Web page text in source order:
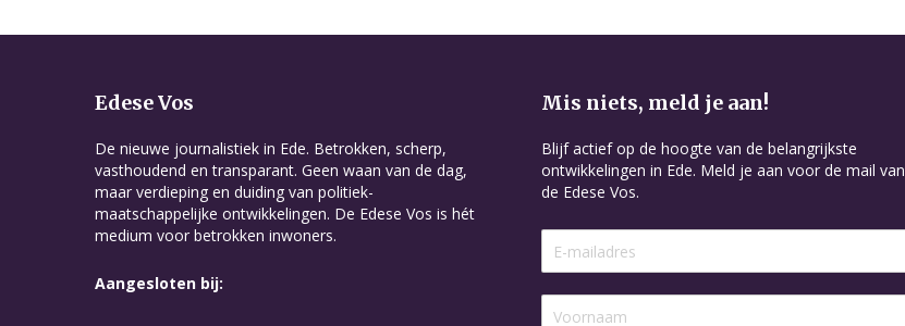
Edese Vos
De nieuwe journalistiek in Ede. Betrokken, scherp,
vasthoudend en transparant. Geen waan van de dag,
maar verdieping en duiding van politiek-
maatschappelijke ontwikkelingen. De Edese Vos is hét
medium voor betrokken inwoners.
Aangesloten bij:
Mis niets, meld je aan!
Blijf actief op de hoogte van de belangrijkste
ontwikkelingen in Ede. Meld je aan voor de mail van
de Edese Vos.